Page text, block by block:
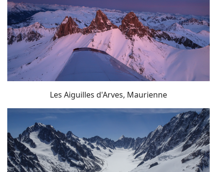
Les Aiguilles d'Arves, Maurienne